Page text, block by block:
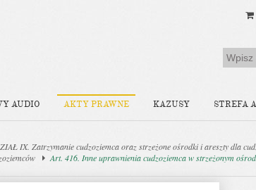
AUDIO AKTY PRAWNE KAZUSY STREFA
IX. Zatrzymanie cudzoziemca oraz strzeżone ośrodki i areszty dla
Art. 416. Inne uprawnienia cudzoziemca w strzeżonym